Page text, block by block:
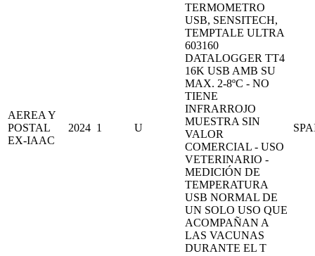
AEREA Y
POSTAL
EX-IAAC
2024 1 U
TERMOMETRO
USB, SENSITECH,
TEMPTALE ULTRA
603160
DATALOGGER TT4
16K USB AMB SU
MAX. 2-8ºC - NO
TIENE
INFRARROJO
MUESTRA SIN
VALOR
COMERCIAL - USO
VETERINARIO -
MEDICIÓN DE
TEMPERATURA
USB NORMAL DE
UN SOLO USO QUE
ACOMPAÑAN A
LAS VACUNAS
DURANTE EL T